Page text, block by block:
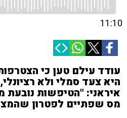
11:10
עודד עילם טען כי
היא צעד סמלי ולא
איראני: "הטיפשות
מס שפתיים לפטרון